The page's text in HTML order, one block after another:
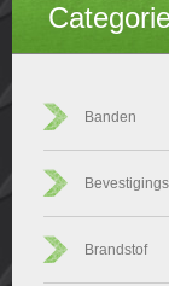
Banden
Brandstof